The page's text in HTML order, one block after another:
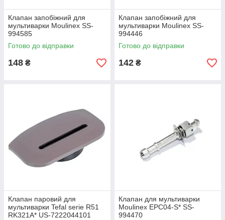
Клапан запобіжний для
мультиварки Moulinex SS-
994585
Готово до відправки
148 ₴
Клапан запобіжний для
мультиварки Moulinex SS-
994446
Готово до відправки
142 ₴
Клапан паровий для
мультиварки Tefal serie R51
RK321A* US-7222044101
Клапан для мультиварки
Moulinex EPC04-S* SS-
994470